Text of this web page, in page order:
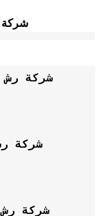
شركة رش
شركة
شركة